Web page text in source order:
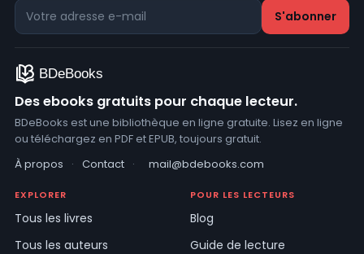
Des ebooks gratuits pour chaque lecteur.
BDeBooks est une bibliothèque en ligne gratuite. Lisez en ligne
ou téléchargez en PDF et EPUB, toujours gratuit.
À propos
· Contact · mail@bdebooks.com
EXPLORER
Tous les livres
Tous les auteurs
POUR LES LECTEURS
Blog
Guide de lecture